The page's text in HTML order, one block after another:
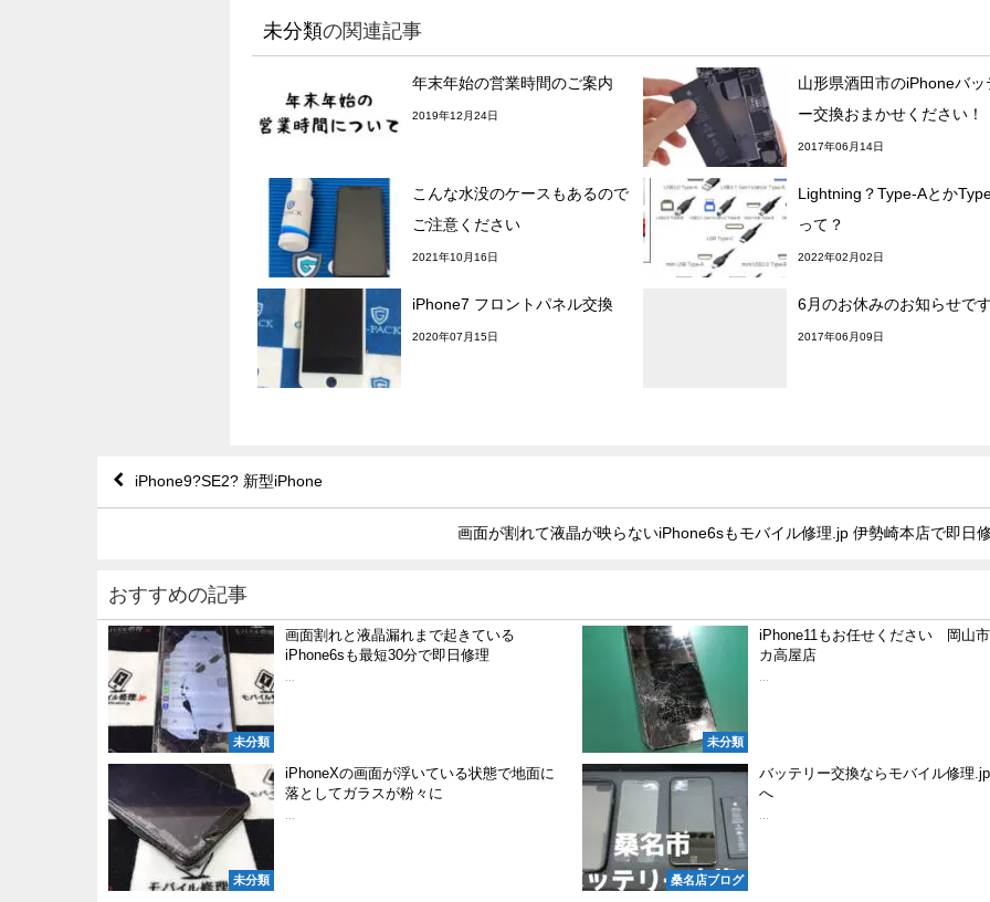
未分類の関連記事
年末年始の営業時間のご案内
2019年12月24日
山形県酒田市のiPhoneバッ
ー交換おまかせください！
2017年06月14日
こんな水没のケースもあるので
ご注意ください
2021年10月16日
Lightning？Type-Aとか
って？
2022年02月02日
iPhone7 フロントパネル交換
2020年07月15日
6月のお休みのお知らせで
2017年06月09日
iPhone9?SE2? 新型iPhone
画面が割れて液晶が映らないiPhone6sもモバイル修理.jp 伊勢崎本店で即日
おすすめの記事
未分類
画面割れと液晶漏れまで起きている
iPhone6sも最短30分で即日修理
未分類
iPhone11もお任せください 岡山
カ高屋店
未分類
iPhoneXの画面が浮いている状態で地面に
落としてガラスが粉々に
桑名店ブログ
バッテリー交換ならモバイル修理
へ